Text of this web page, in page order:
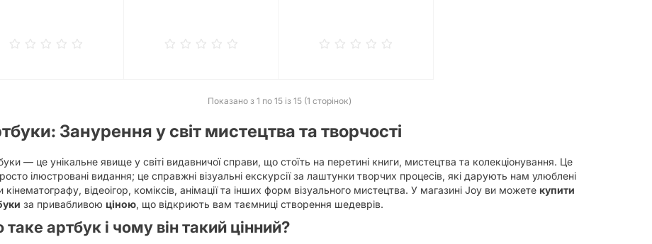
Показано з 1 по 15 із 15 (1 сторінок)
Занурення у світ мистецтва та творчості
— це унікальне явище у світі видавничої справи, що стоїть на перетині книги, мистецтва та колекціонування. Це
ілюстровані видання; це справжні візуальні екскурсії за лаштунки творчих процесів, які дарують нам улюблені
кінематографу, відеоігор, коміксів, анімації та інших форм візуального мистецтва. У магазині Joy ви можете купити
за привабливою ціною, що відкриють вам таємниці створення шедеврів.
артбук і чому він такий цінний?